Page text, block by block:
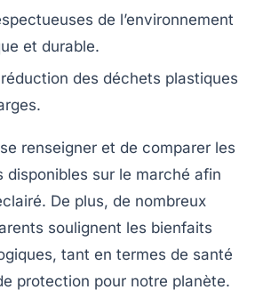
de l’environnement
et durable.
réduction des déchets plastiques
renseigner et de comparer les
disponibles sur le marché afin
De plus, de nombreux
soulignent les bienfaits
, tant en termes de santé
protection pour notre planète.